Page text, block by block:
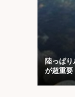
陸っぱ
が超重
「1投目